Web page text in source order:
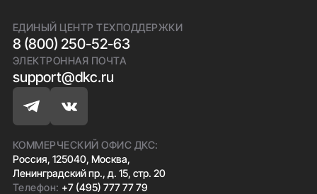
ЕДИНЫЙ ЦЕНТР ТЕХПОДДЕРЖКИ
8 (800) 250-52-63
ЭЛЕКТРОННАЯ ПОЧТА
support@dkc.ru
КОММЕРЧЕСКИЙ ОФИС ДКС:
Россия, 125040, Москва,
Ленинградский пр., д. 15, стр. 20
Телефон: +7 (495) 777 77 79